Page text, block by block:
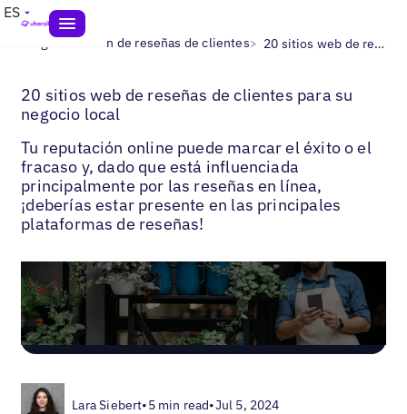
ES
Blogs> Gestión de reseñas de clientes> 20 sitios web de reseñas de clientes
20 sitios web de reseñas de clientes para su
negocio local
Tu reputación online puede marcar el éxito o el
fracaso y, dado que está influenciada
principalmente por las reseñas en línea,
¡deberías estar presente en las principales
plataformas de reseñas!
Lara Siebert•5 min read•Jul 5, 2024